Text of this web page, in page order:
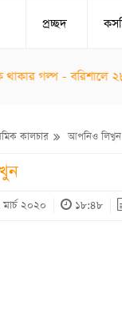
প্রচ্ছদ
গল্প - বরিশালে ২৮
কালচার আপনিও লিখুন
২০২০ ১৮:৪৮